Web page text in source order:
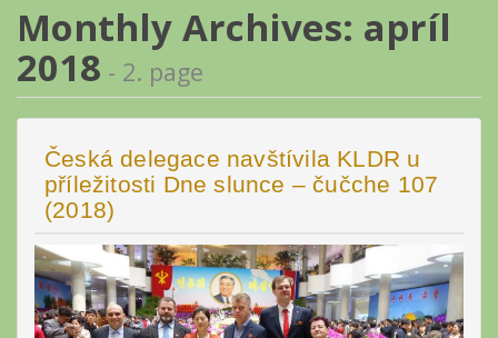
Monthly Archives: apríl
2018 - 2. page
Česká delegace navštívila KLDR u
příležitosti Dne slunce – čučche 107
(2018)